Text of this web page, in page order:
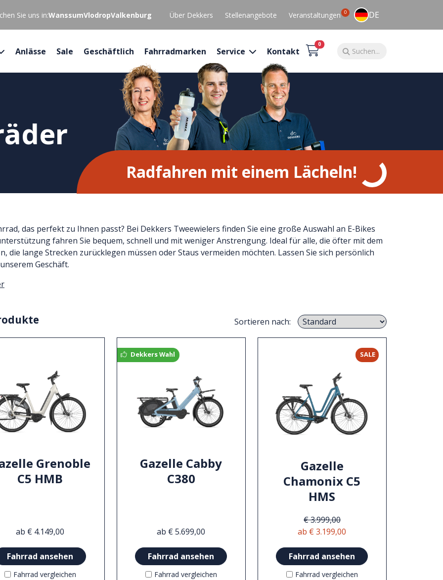
Sie uns in:WanssumVlodropValkenburg Über Dekkers Stellenangebote Veranstaltungen 0 DE
Anlässe Sale Geschäftlich Fahrradmarken Service Kontakt
0
Radfahren mit einem Lächeln!
das perfekt zu Ihnen passt? Bei Dekkers Tweewielers finden Sie eine große Auswahl an E-Bikes
fahren Sie bequem, schnell und mit weniger Anstrengung. Ideal für alle, die öfter mit dem
die lange Strecken zurücklegen müssen oder Staus vermeiden möchten. Lassen Sie sich persönlich
Geschäft.
Sortieren nach:
Grenoble
C5 HMB
ab € 4.149,00
Fahrrad ansehen
Fahrrad vergleichen
Dekkers Wahl
Gazelle Cabby
C380
ab € 5.699,00
Fahrrad ansehen
Fahrrad vergleichen
SALE
Gazelle
Chamonix C5
HMS
€ 3.999,00
ab € 3.199,00
Fahrrad ansehen
Fahrrad vergleichen